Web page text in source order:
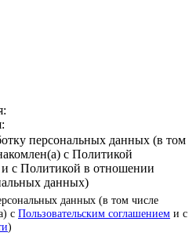
персональных данных (в том
с Политикой
с Политикой в отношении
данных)
данных (в том числе
с Пользовательским соглашением и с
)